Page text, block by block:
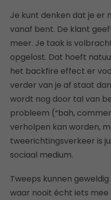
Je kunt denken dat je er
vanaf bent. De klant
meer. Je taak is
opgelost. Dat hoeft
het backfire effect er
verder van je af staat
wordt nog door tal van
probleem (“bah,
verholpen kan worden,
tweerichtingsverkeer is
sociaal medium.
Tweeps kunnen
waar nooit écht iets mee